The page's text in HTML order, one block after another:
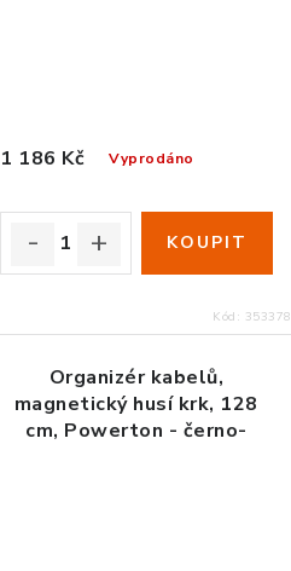
Vyprodáno
1 186 Kč
Kód: 353378
Organizér kabelů,
magnetický husí krk, 128
cm, Powerton - černo-